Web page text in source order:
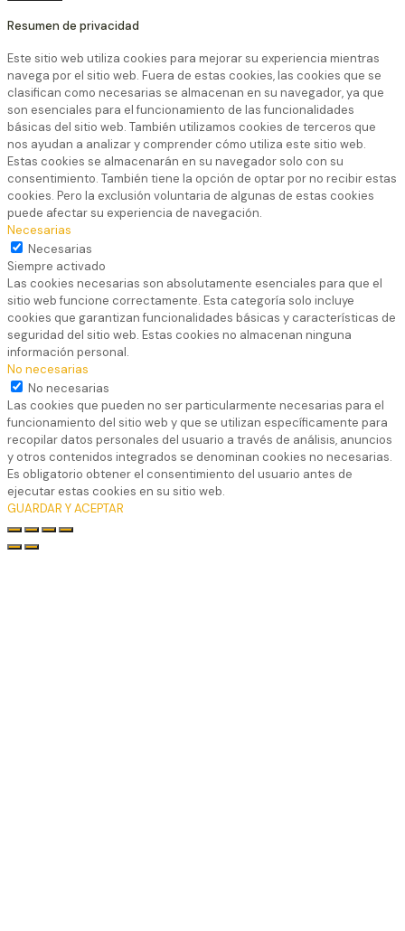
Resumen de privacidad
Este sitio web utiliza cookies para mejorar su experiencia mientras
navega por el sitio web. Fuera de estas cookies, las cookies que se
clasifican como necesarias se almacenan en su navegador, ya que
son esenciales para el funcionamiento de las funcionalidades
básicas del sitio web. También utilizamos cookies de terceros que
nos ayudan a analizar y comprender cómo utiliza este sitio web.
Estas cookies se almacenarán en su navegador solo con su
consentimiento. También tiene la opción de optar por no recibir estas
cookies. Pero la exclusión voluntaria de algunas de estas cookies
puede afectar su experiencia de navegación.
Necesarias
Necesarias
Siempre activado
Las cookies necesarias son absolutamente esenciales para que el
sitio web funcione correctamente. Esta categoría solo incluye
cookies que garantizan funcionalidades básicas y características de
seguridad del sitio web. Estas cookies no almacenan ninguna
información personal.
No necesarias
No necesarias
Las cookies que pueden no ser particularmente necesarias para el
funcionamiento del sitio web y que se utilizan específicamente para
recopilar datos personales del usuario a través de análisis, anuncios
y otros contenidos integrados se denominan cookies no necesarias.
Es obligatorio obtener el consentimiento del usuario antes de
ejecutar estas cookies en su sitio web.
GUARDAR Y ACEPTAR